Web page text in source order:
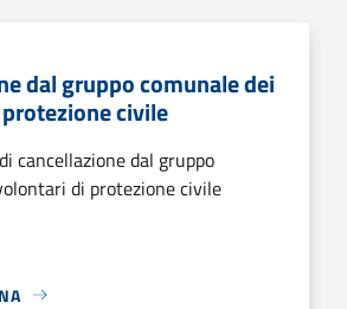
dal gruppo comunale dei
civile
cancellazione dal gruppo
di protezione civile